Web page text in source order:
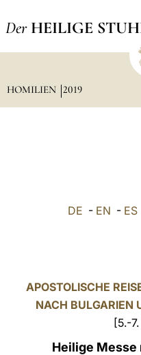
Der HEILIGE
HOMILIEN 2019
DE - EN - ES
APOSTOLISCHE
NACH BULGARIEN
[5.-
Heilige Messe